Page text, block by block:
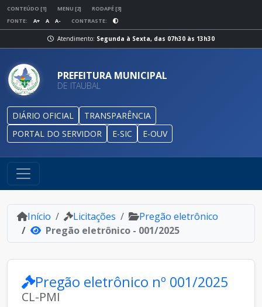
CONTEÚDO [1] MENU [2]
RODAPÉ [3]
FONTE:
A+ A A- CONTRASTE:
Atendimento: Segunda à Sexta, das 07h30 às 13h30
PREFEITURA MUNICIPAL
DE ITAUBAL
DIÁRIO OFICIAL
TRANSPARÊNCIA
PORTAL DO SERVIDOR
E-SIC E-OUV
Início Licitações
Pregão eletrônico
Pregão eletrônico - 001/2025
Pregão eletrônico nº 001/2025
CL-PMI